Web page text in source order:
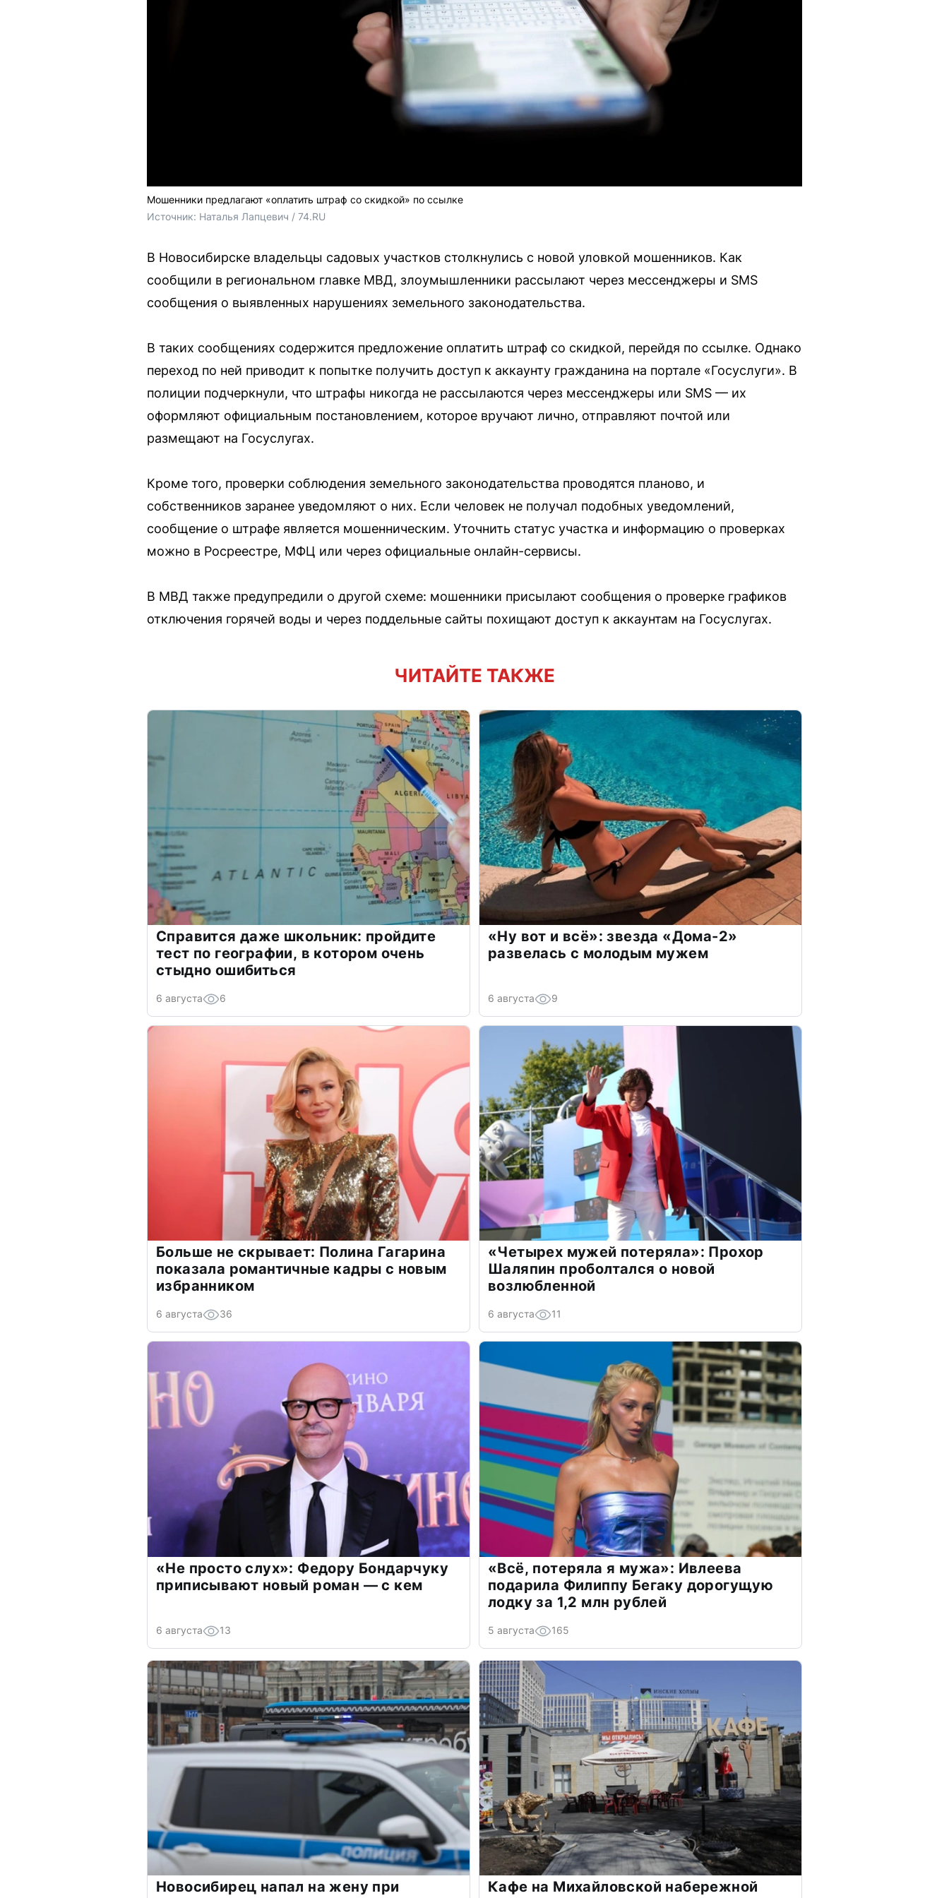
Мошенники предлагают «оплатить штраф со скидкой» по ссылке
Источник: Наталья Лапцевич / 74.RU
В Новосибирске владельцы садовых участков столкнулись с новой уловкой мошенников. Как
сообщили в региональном главке МВД, злоумышленники рассылают через мессенджеры и SMS
сообщения о выявленных нарушениях земельного законодательства.
В таких сообщениях содержится предложение оплатить штраф со скидкой, перейдя по ссылке. Однако
переход по ней приводит к попытке получить доступ к аккаунту гражданина на портале «Госуслуги». В
полиции подчеркнули, что штрафы никогда не рассылаются через мессенджеры или SMS — их
оформляют официальным постановлением, которое вручают лично, отправляют почтой или
размещают на Госуслугах.
Кроме того, проверки соблюдения земельного законодательства проводятся планово, и
собственников заранее уведомляют о них. Если человек не получал подобных уведомлений,
сообщение о штрафе является мошенническим. Уточнить статус участка и информацию о проверках
можно в Росреестре, МФЦ или через официальные онлайн-сервисы.
В МВД также предупредили о другой схеме: мошенники присылают сообщения о проверке графиков
отключения горячей воды и через поддельные сайты похищают доступ к аккаунтам на Госуслугах.
ЧИТАЙТЕ ТАКЖЕ
Справится даже школьник: пройдите
тест по географии, в котором очень
стыдно ошибиться
6 августа 6
«Ну вот и всё»: звезда «Дома-2»
развелась с молодым мужем
6 августа 9
Больше не скрывает: Полина Гагарина
показала романтичные кадры с новым
избранником
6 августа 36
«Четырех мужей потеряла»: Прохор
Шаляпин проболтался о новой
возлюбленной
6 августа 11
«Не просто слух»: Федору Бондарчуку
приписывают новый роман — с кем
6 августа 13
«Всё, потеряла я мужа»: Ивлеева
подарила Филиппу Бегаку дорогущую
лодку за 1,2 млн рублей
5 августа 165
Новосибирец напал на жену при
Кафе на Михайловской набережной